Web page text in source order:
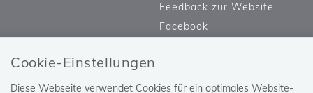
Cookie-Einstellungen
Diese Webseite verwendet Cookies für ein optimales Website-
Feedback zur Website
Facebook